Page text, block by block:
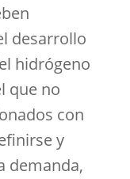
desarrollo
hidrógeno
que no
con
y
demanda,